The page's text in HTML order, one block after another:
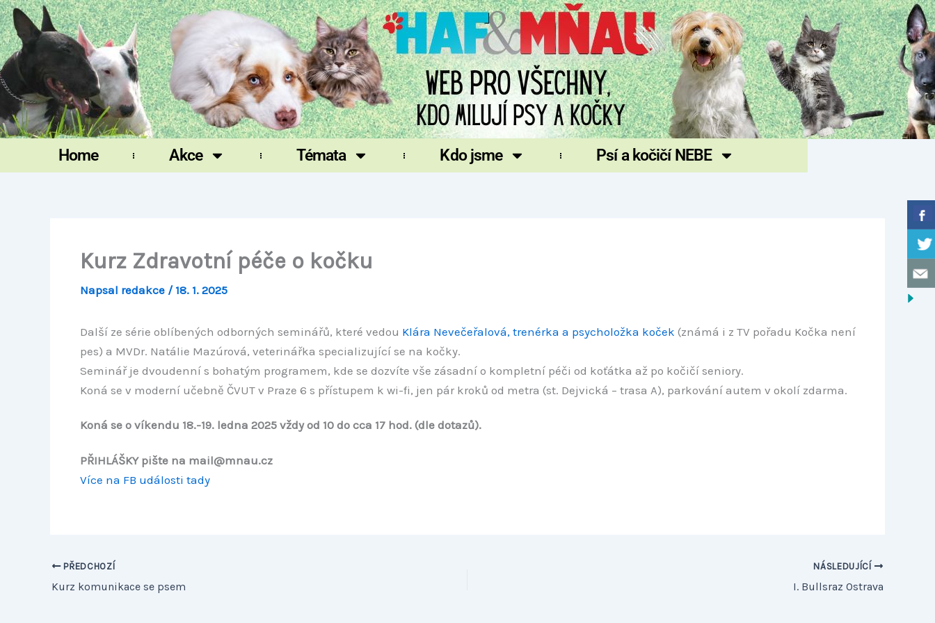
Přeskočit
na
obsah
Home Akce Témata Kdo jsme Psí a kočičí NEBE
Kurz Zdravotní péče o kočku
Napsal redakce / 18. 1. 2025
Další ze série oblíbených odborných seminářů, které vedou Klára Nevečeřalová, trenérka a psycholožka koček (známá i z TV pořadu Kočka není
pes) a MVDr. Natálie Mazúrová, veterinářka specializující se na kočky.
Seminář je dvoudenní s bohatým programem, kde se dozvíte vše zásadní o kompletní péči od koťátka až po kočičí seniory.
Koná se v moderní učebně ČVUT v Praze 6 s přístupem k wi-fi, jen pár kroků od metra (st. Dejvická – trasa A), parkování autem v okolí zdarma.
Koná se o víkendu 18.-19. ledna 2025 vždy od 10 do cca 17 hod. (dle dotazů).
PŘIHLÁŠKY pište na mail@mnau.cz
Více na FB události tady
PŘEDCHOZÍ
Kurz komunikace se psem
NÁSLEDUJÍCÍ
I. Bullsraz Ostrava